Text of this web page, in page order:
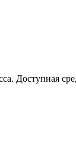
Доступная